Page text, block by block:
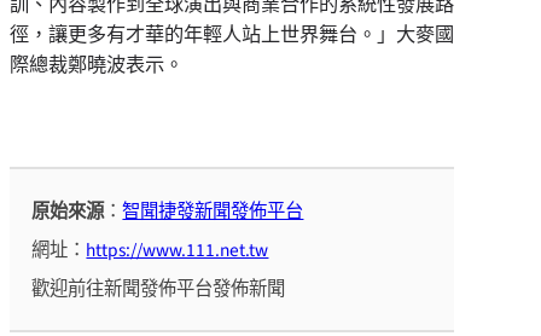
徑，讓更多有才華的年輕人站上世界舞台。」大麥國
際總裁鄭曉波表示。
原始來源：智聞捷發新聞發佈平台
網址： https://www.111.net.tw
歡迎前往新聞發佈平台發佈新聞